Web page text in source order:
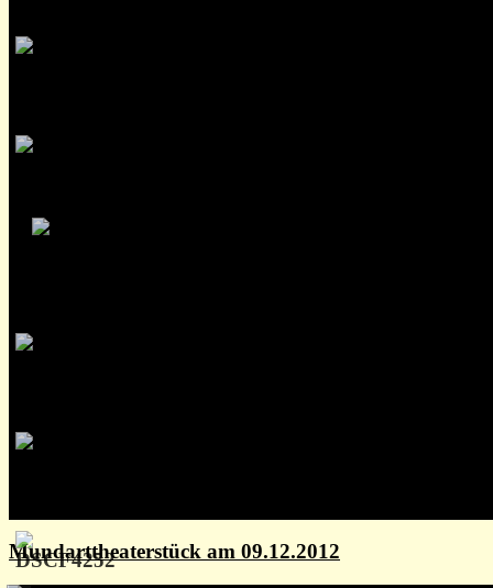
Mundarttheaterstück am 09.12.2012